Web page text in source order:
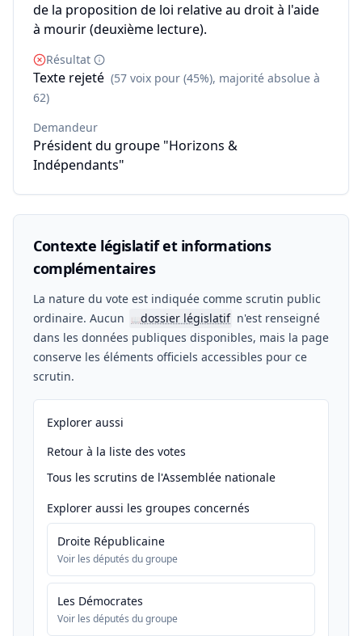
de la proposition de loi relative au droit à l'aide
à mourir (deuxième lecture).
Résultat
Texte rejeté (57 voix pour (45%), majorité absolue à
62)
Demandeur
Président du groupe "Horizons &
Indépendants"
Contexte législatif et informations
complémentaires
La nature du vote est indiquée comme scrutin public
ordinaire. Aucun
📖dossier législatif n'est renseigné
dans les données publiques disponibles, mais la page
conserve les éléments officiels accessibles pour ce
scrutin.
Explorer aussi
Retour à la liste des votes
Tous les scrutins de l'Assemblée nationale
Explorer aussi les groupes concernés
Droite Républicaine
Voir les députés du groupe
Les Démocrates
Voir les députés du groupe